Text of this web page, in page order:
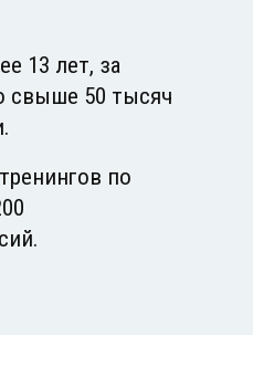
13 лет, за
свыше 50 тысяч
по